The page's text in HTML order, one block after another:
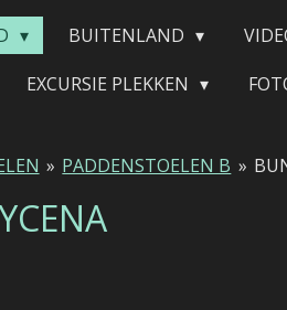
BUITENLAND
EXCURSIE PLEKKEN
» PADDENSTOELEN B »